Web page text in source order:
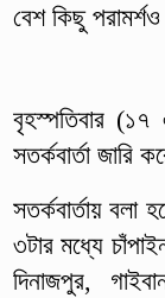
বেশ কিছু পরামর্শ‌ও
বৃহস্পতিবার
সতর্কবার্তা জারি
সতর্কবার্তায়
৩টার মধ্যে
দিনাজপুর,